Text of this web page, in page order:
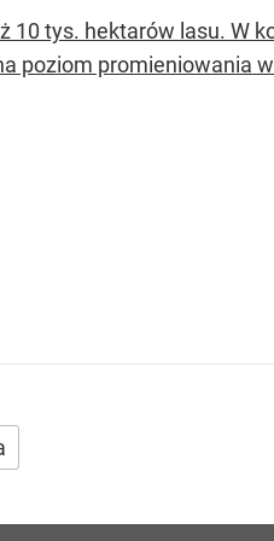
10 tys. hektarów lasu. W
poziom promieniowania